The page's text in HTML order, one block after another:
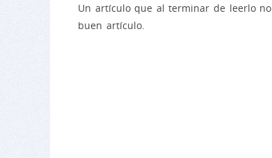
Un artículo que al terminar de leerlo
buen artículo.